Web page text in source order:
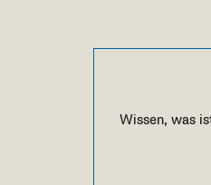
Wissen, was